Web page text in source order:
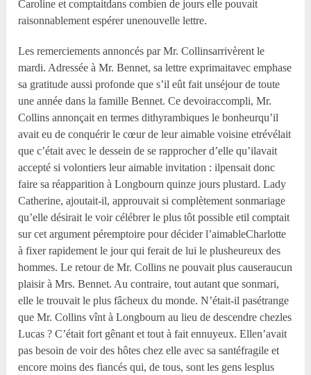
Caroline et comptaitdans combien de jours elle pouvait
raisonnablement espérer unenouvelle lettre.
Les remerciements annoncés par Mr. Collinsarrivèrent le
mardi. Adressée à Mr. Bennet, sa lettre exprimaitavec emphase
sa gratitude aussi profonde que s’il eût fait unséjour de toute
une année dans la famille Bennet. Ce devoiraccompli, Mr.
Collins annonçait en termes dithyrambiques le bonheurqu’il
avait eu de conquérir le cœur de leur aimable voisine etrévélait
que c’était avec le dessein de se rapprocher d’elle qu’ilavait
accepté si volontiers leur aimable invitation : ilpensait donc
faire sa réapparition à Longbourn quinze jours plustard. Lady
Catherine, ajoutait-il, approuvait si complètement sonmariage
qu’elle désirait le voir célébrer le plus tôt possible etil comptait
sur cet argument péremptoire pour décider l’aimableCharlotte
à fixer rapidement le jour qui ferait de lui le plusheureux des
hommes. Le retour de Mr. Collins ne pouvait plus causeraucun
plaisir à Mrs. Bennet. Au contraire, tout autant que sonmari,
elle le trouvait le plus fâcheux du monde. N’était-il pasétrange
que Mr. Collins vînt à Longbourn au lieu de descendre chezles
Lucas ? C’était fort gênant et tout à fait ennuyeux. Ellen’avait
pas besoin de voir des hôtes chez elle avec sa santéfragile et
encore moins des fiancés qui, de tous, sont les gens lesplus